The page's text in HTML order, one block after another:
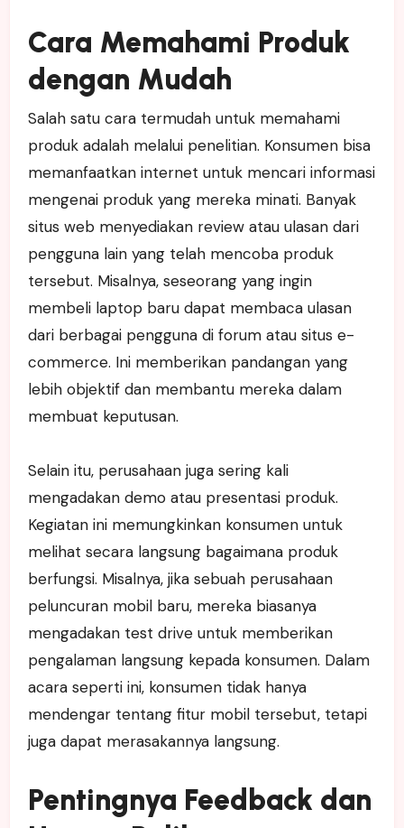
Cara Memahami Produk
dengan Mudah
Salah satu cara termudah untuk memahami
produk adalah melalui penelitian. Konsumen bisa
memanfaatkan internet untuk mencari informasi
mengenai produk yang mereka minati. Banyak
situs web menyediakan review atau ulasan dari
pengguna lain yang telah mencoba produk
tersebut. Misalnya, seseorang yang ingin
membeli laptop baru dapat membaca ulasan
dari berbagai pengguna di forum atau situs e-
commerce. Ini memberikan pandangan yang
lebih objektif dan membantu mereka dalam
membuat keputusan.
Selain itu, perusahaan juga sering kali
mengadakan demo atau presentasi produk.
Kegiatan ini memungkinkan konsumen untuk
melihat secara langsung bagaimana produk
berfungsi. Misalnya, jika sebuah perusahaan
peluncuran mobil baru, mereka biasanya
mengadakan test drive untuk memberikan
pengalaman langsung kepada konsumen. Dalam
acara seperti ini, konsumen tidak hanya
mendengar tentang fitur mobil tersebut, tetapi
juga dapat merasakannya langsung.
Pentingnya Feedback dan